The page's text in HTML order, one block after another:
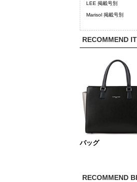
LEE 掲載号別
Marisol 掲載号別
RECOMMEND
バッグ
RECOMMEND